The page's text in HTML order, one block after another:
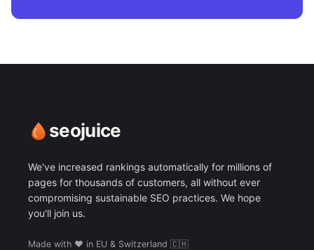
seojuice
We've increased rankings automatically for millions of
pages for thousands of customers, all without ever
compromising sustainable SEO practices. We hope
you'll join us.
Made with ❤️ in EU & Switzerland 🇨🇭